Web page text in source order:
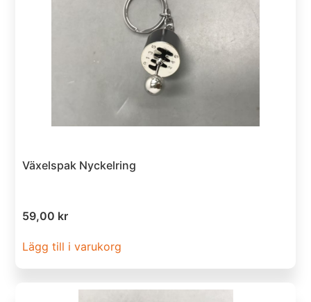
Växelspak Nyckelring
59,00 kr
Lägg till i varukorg